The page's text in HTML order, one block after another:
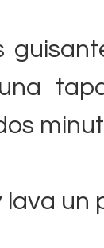
lava un